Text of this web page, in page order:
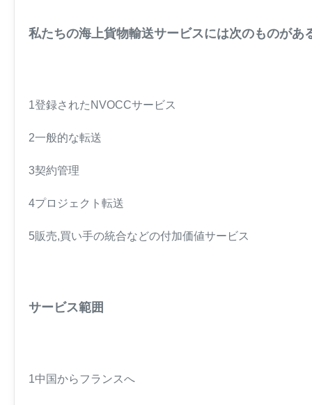
私たちの海上貨物輸送サービスには次のものがあ
1登録されたNVOCCサービス
2一般的な転送
3契約管理
4プロジェクト転送
5販売,買い手の統合などの付加価値サービス
サービス範囲
1中国からフランスへ